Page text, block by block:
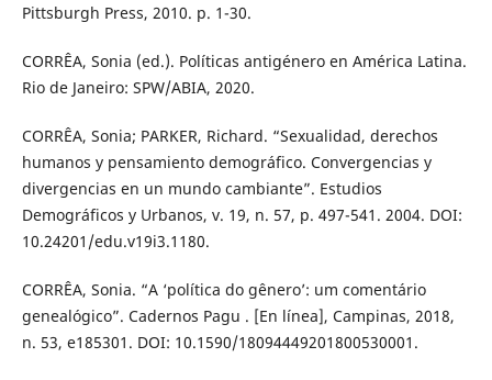
Pittsburgh Press, 2010. p. 1-30.
CORRÊA, Sonia (ed.). Políticas antigénero en América Latina.
Rio de Janeiro: SPW/ABIA, 2020.
CORRÊA, Sonia; PARKER, Richard. “Sexualidad, derechos
humanos y pensamiento demográfico. Convergencias y
divergencias en un mundo cambiante”. Estudios
Demográficos y Urbanos, v. 19, n. 57, p. 497-541. 2004. DOI:
10.24201/edu.v19i3.1180.
CORRÊA, Sonia. “A ‘política do gênero’: um comentário
genealógico”. Cadernos Pagu . [En línea], Campinas, 2018,
n. 53, e185301. DOI: 10.1590/18094449201800530001.